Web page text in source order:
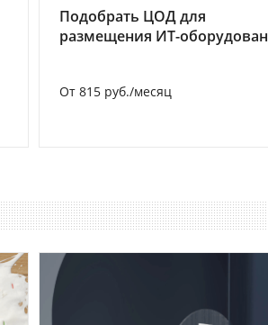
Подобрать ЦОД для
размещения ИТ-
От 815 руб./месяц